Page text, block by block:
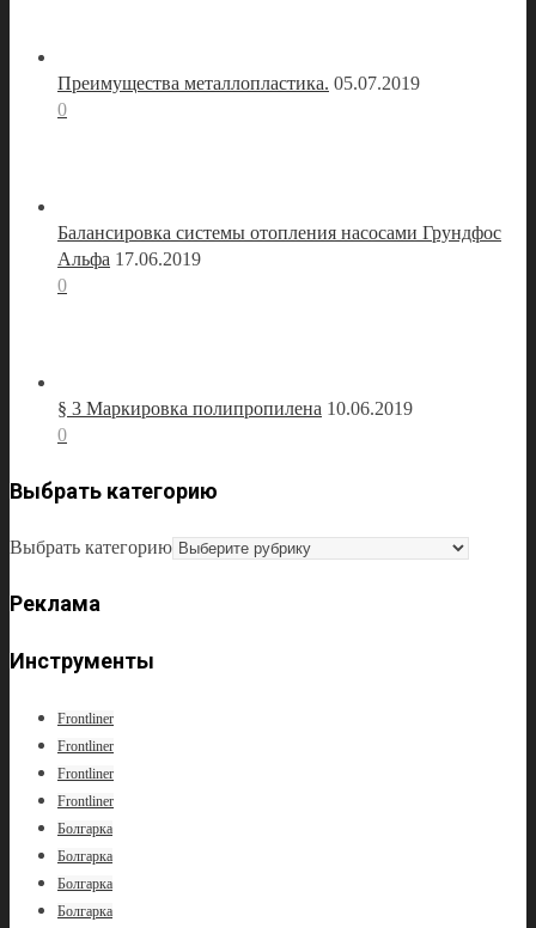
Преимущества металлопластика. 05.07.2019
0
Балансировка системы отопления насосами Грундфос
Альфа 17.06.2019
0
§ 3 Маркировка полипропилена 10.06.2019
0
Выбрать категорию
Выбрать категорию
Реклама
Инструменты
Frontliner
Frontliner
Frontliner
Frontliner
Болгарка
Болгарка
Болгарка
Болгарка